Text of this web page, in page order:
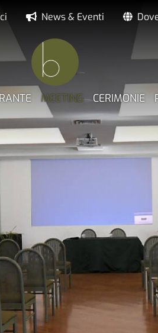
News & Eventi
MEETING CERIMONIE